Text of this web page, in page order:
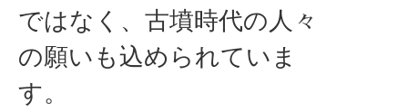
ではなく、古墳時代の人々
の願いも込められていま
す。